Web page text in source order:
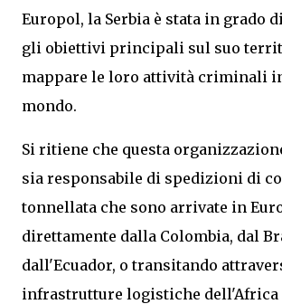
Europol, la Serbia è stata in grado
gli obiettivi principali sul suo
mappare le loro attività criminali
mondo.
Si ritiene che questa
sia responsabile di spedizioni di
tonnellata che sono arrivate in
direttamente dalla Colombia, dal
dall'Ecuador, o transitando
infrastrutture logistiche dell'Africa